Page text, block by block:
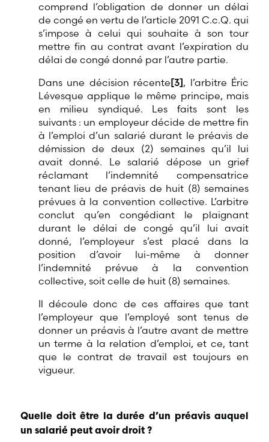
comprend l’obligation de donner un délai
de congé en vertu de l’article 2091 C.c.Q. qui
s’impose à celui qui souhaite à son tour
mettre fin au contrat avant l’expiration du
délai de congé donné par l’autre partie.
Dans une décision récente[3], l’arbitre Éric
Lévesque applique le même principe, mais
en milieu syndiqué. Les faits sont les
suivants : un employeur décide de mettre fin
à l’emploi d’un salarié durant le préavis de
démission de deux (2) semaines qu’il lui
avait donné. Le salarié dépose un grief
réclamant l’indemnité compensatrice
tenant lieu de préavis de huit (8) semaines
prévues à la convention collective. L’arbitre
conclut qu’en congédiant le plaignant
durant le délai de congé qu’il lui avait
donné, l’employeur s’est placé dans la
position d’avoir lui-même à donner
l’indemnité prévue à la convention
collective, soit celle de huit (8) semaines.
Il découle donc de ces affaires que tant
l’employeur que l’employé sont tenus de
donner un préavis à l’autre avant de mettre
un terme à la relation d’emploi, et ce, tant
que le contrat de travail est toujours en
vigueur.
Quelle doit être la durée d’un préavis auquel
un salarié peut avoir droit ?